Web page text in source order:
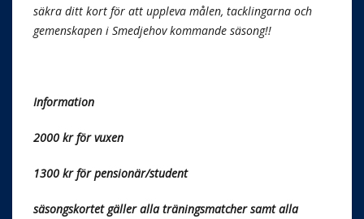
säkra ditt kort för att uppleva målen, tacklingarna och
gemenskapen i Smedjehov kommande säsong!!
Information
2000 kr för vuxen
1300 kr för pensionär/student
säsongskortet gäller alla träningsmatcher samt alla